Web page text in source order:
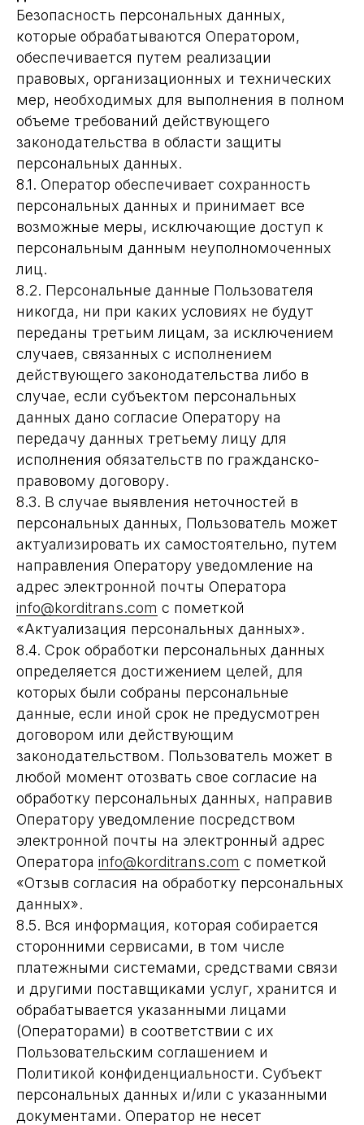
Безопасность персональных данных,
которые обрабатываются Оператором,
обеспечивается путем реализации
правовых, организационных и технических
мер, необходимых для выполнения в полном
объеме требований действующего
законодательства в области защиты
персональных данных.
8.1. Оператор обеспечивает сохранность
персональных данных и принимает все
возможные меры, исключающие доступ к
персональным данным неуполномоченных
лиц.
8.2. Персональные данные Пользователя
никогда, ни при каких условиях не будут
переданы третьим лицам, за исключением
случаев, связанных с исполнением
действующего законодательства либо в
случае, если субъектом персональных
данных дано согласие Оператору на
передачу данных третьему лицу для
исполнения обязательств по гражданско-
правовому договору.
8.3. В случае выявления неточностей в
персональных данных, Пользователь может
актуализировать их самостоятельно, путем
направления Оператору уведомление на
адрес электронной почты Оператора
info@korditrans.com с пометкой
«Актуализация персональных данных».
8.4. Срок обработки персональных данных
определяется достижением целей, для
которых были собраны персональные
данные, если иной срок не предусмотрен
договором или действующим
законодательством. Пользователь может в
любой момент отозвать свое согласие на
обработку персональных данных, направив
Оператору уведомление посредством
электронной почты на электронный адрес
Оператора info@korditrans.com с пометкой
«Отзыв согласия на обработку персональных
данных».
8.5. Вся информация, которая собирается
сторонними сервисами, в том числе
платежными системами, средствами связи
и другими поставщиками услуг, хранится и
обрабатывается указанными лицами
(Операторами) в соответствии с их
Пользовательским соглашением и
Политикой конфиденциальности. Субъект
персональных данных и/или с указанными
документами. Оператор не несет